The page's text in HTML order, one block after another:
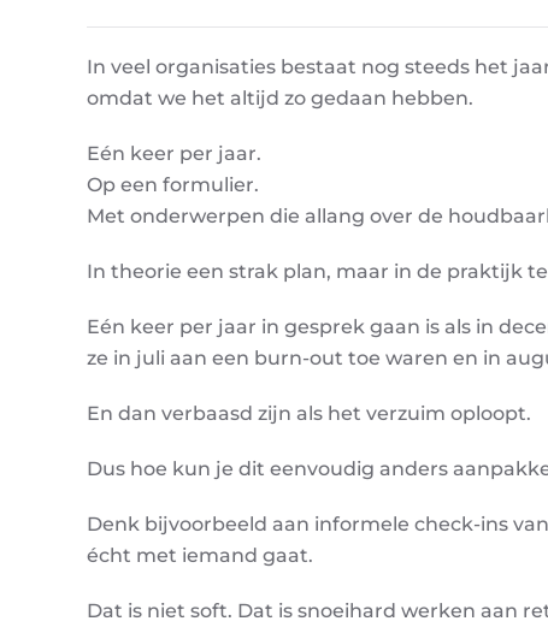
In veel organisaties bestaat nog steeds het
omdat we het altijd zo gedaan hebben.
Eén keer per jaar.
Op een formulier.
Met onderwerpen die allang over de
In theorie een strak plan, maar in de praktijk
Eén keer per jaar in gesprek gaan is als in
ze in juli aan een burn-out toe waren en in
En dan verbaasd zijn als het verzuim oploopt.
Dus hoe kun je dit eenvoudig anders
Denk bijvoorbeeld aan informele check-ins
écht met iemand gaat.
Dat is niet soft. Dat is snoeihard werken aan